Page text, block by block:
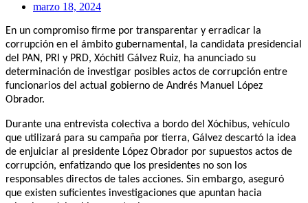
marzo 18, 2024
En un compromiso firme por transparentar y erradicar la
corrupción en el ámbito gubernamental, la candidata presidencial
del PAN, PRI y PRD, Xóchitl Gálvez Ruiz, ha anunciado su
determinación de investigar posibles actos de corrupción entre
funcionarios del actual gobierno de Andrés Manuel López
Obrador.
Durante una entrevista colectiva a bordo del Xóchibus, vehículo
que utilizará para su campaña por tierra, Gálvez descartó la idea
de enjuiciar al presidente López Obrador por supuestos actos de
corrupción, enfatizando que los presidentes no son los
responsables directos de tales acciones. Sin embargo, aseguró
que existen suficientes investigaciones que apuntan hacia